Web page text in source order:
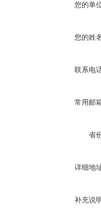
您的单
您的姓
联系电
常用邮
省
详细地
补充说